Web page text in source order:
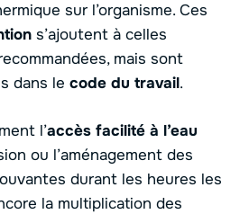
sur l’organisme. Ces
s’ajoutent à celles
mais sont
dans le code du travail.
l’accès facilité à l’eau
ou l’aménagement des
durant les heures les
la multiplication des